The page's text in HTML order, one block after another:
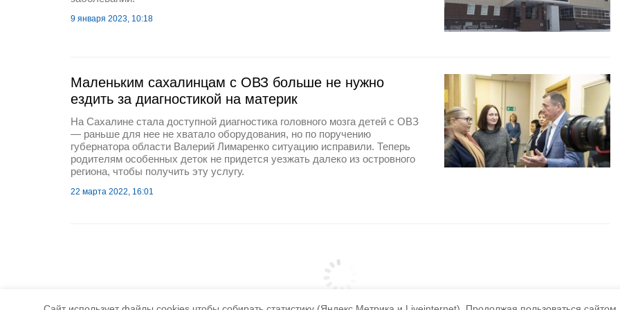
9 января 2023, 10:18
Маленьким сахалинцам с ОВЗ больше не нужно
ездить за диагностикой на материк
На Сахалине стала доступной диагностика головного мозга детей с ОВЗ
— раньше для нее не хватало оборудования, но по поручению
губернатора области Валерий Лимаренко ситуацию исправили. Теперь
родителям особенных деток не придется уезжать далеко из островного
региона, чтобы получить эту услугу.
22 марта 2022, 16:01